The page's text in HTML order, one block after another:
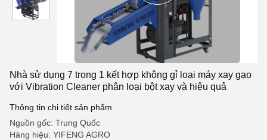
Nhà sử dụng 7 trong 1 kết hợp không gỉ loại máy xay gạo
với Vibration Cleaner phân loại bột xay và hiệu quả
Thông tin chi tiết sản phẩm
Nguồn gốc: Trung Quốc
Hàng hiệu: YIFENG AGRO